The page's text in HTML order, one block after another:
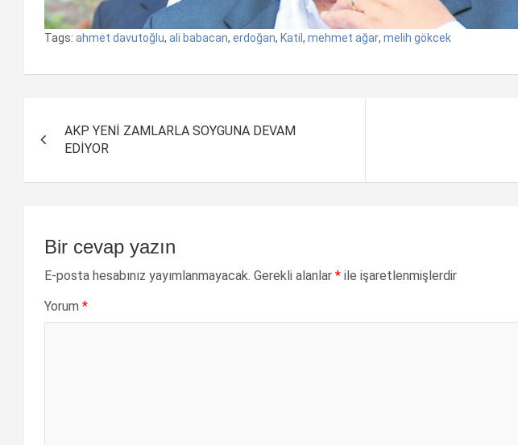
Tags: ahmet davutoğlu, ali babacan, erdoğan, Katil , mehmet ağar, melih gökcek
dolaşımı
AKP YENİ ZAMLARLA SOYGUNA DEVAM
EDİYOR
Bir cevap yazın
E-posta hesabınız yayımlanmayacak. Gerekli alanlar * ile işaretlenmişlerdir
Yorum *